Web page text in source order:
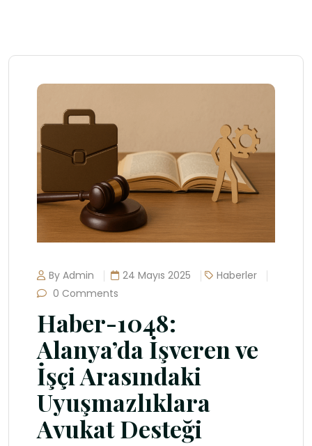
By Admin 24 Mayıs 2025
Haberler
0 Comments
Haber-1048:
Alanya’da İşveren ve
İşçi Arasındaki
Uyuşmazlıklara
Avukat Desteği